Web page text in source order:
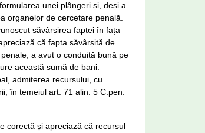
unei plângeri și, deși a
organelor de cercetare penală.
săvârșirea faptei în fața
că fapta săvârșită de
a avut o conduită bună pe
această sumă de bani.
admiterea recursului, cu
în temeiul art. 71 alin. 5 C.pen.
corectă și apreciază că recursul